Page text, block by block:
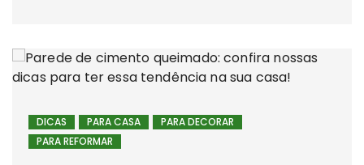
DICAS PARA CASA
PARA DECORAR
PARA REFORMAR